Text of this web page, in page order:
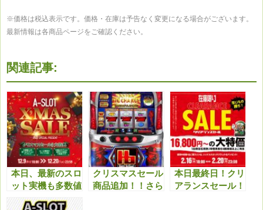
※価格は税込表示です。価格・在庫は予告なく変更になる場合がございます。
最新情報は各商品ページをご確認ください。
関連記事:
本日、最新のスロ
ット実機も多数値
下げ！クリスマス
クリスマスセール
商品追加！！さら
本日最終日！クリ
アランスセール！